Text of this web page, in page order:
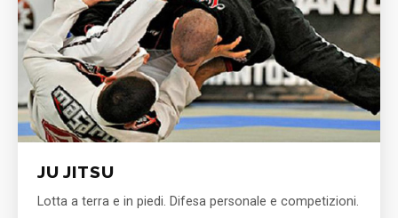
JU JITSU
Lotta a terra e in piedi. Difesa personale e competizioni.